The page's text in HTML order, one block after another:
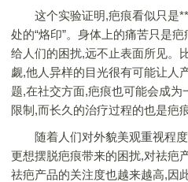
这个实验证明,疤痕看似只是
处的“烙印”。身体上的痛苦只是
给人们的困扰,远不止表面所见。
觑,他人异样的目光很有可能让人
题,在社交方面,疤痕也可能会成
限制,而长久的治疗过程的也是疤
随着人们对外貌美观重视程度
更想摆脱疤痕带来的困扰,对祛疤
祛疤产品的关注度也越来越高,因